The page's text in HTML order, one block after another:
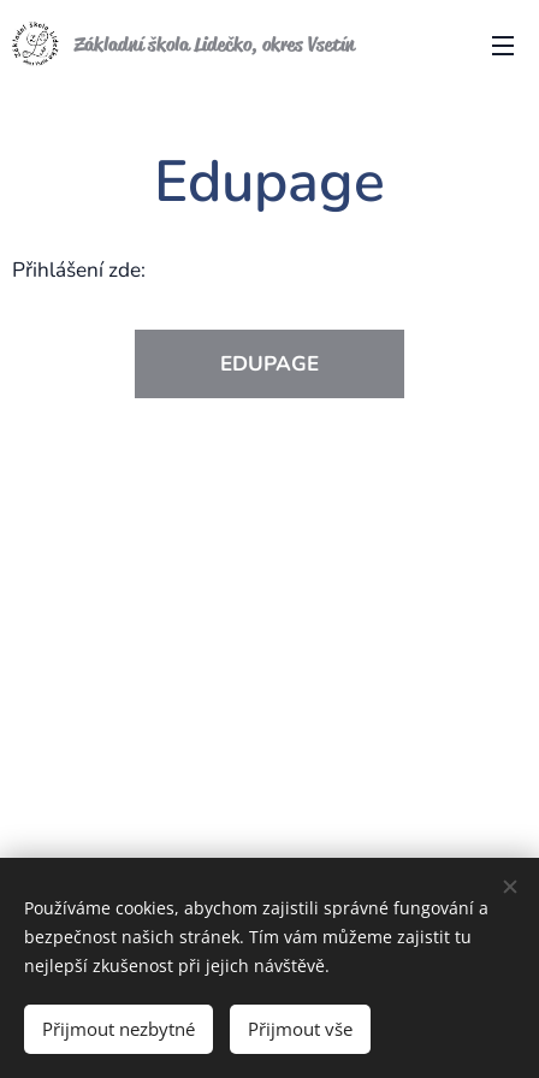
Základní škola Lidečko, okres Vsetín
Edupage
Přihlášení zde:
EDUPAGE
Základní škola Lidečko, okres Vsetín
Cookies
Používáme cookies, abychom zajistili správné fungování a
bezpečnost našich stránek. Tím vám můžeme zajistit tu
nejlepší zkušenost při jejich návštěvě.
Přijmout nezbytné Přijmout vše